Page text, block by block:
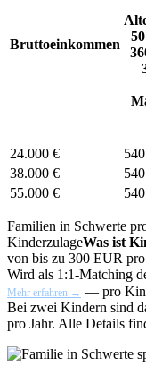
Bruttoeinkommen
24.000 €
38.000 €
55.000 €
Familien in Schwerte
KinderzulageWas ist
von bis zu 300 EUR
Wird als 1:1-Matching
Mehr erfahren → — pro
Bei zwei Kindern sind
pro Jahr. Alle Details